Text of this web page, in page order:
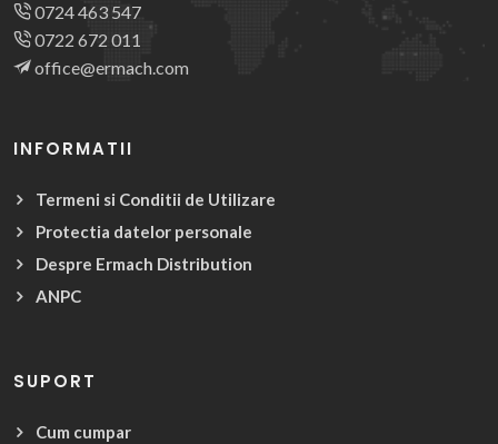
0724 463 547
0722 672 011
office@ermach.com
INFORMATII
Termeni si Conditii de Utilizare
Protectia datelor personale
Despre Ermach Distribution
ANPC
SUPORT
Cum cumpar